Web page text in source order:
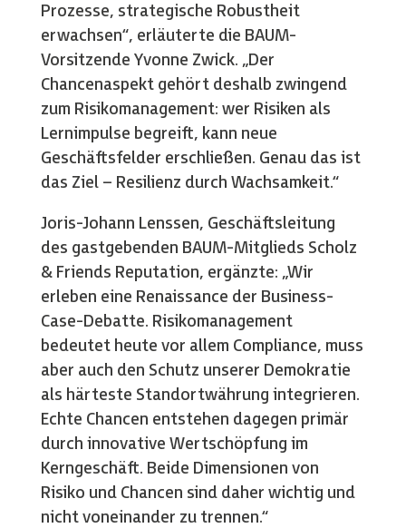
Prozesse, strategische Robustheit
erwachsen“, erläuterte die BAUM-
Vorsitzende Yvonne Zwick. „Der
Chancenaspekt gehört deshalb zwingend
zum Risikomanagement: wer Risiken als
Lernimpulse begreift, kann neue
Geschäftsfelder erschließen. Genau das ist
das Ziel – Resilienz durch Wachsamkeit.“
Joris-Johann Lenssen, Geschäftsleitung
des gastgebenden BAUM-Mitglieds Scholz
& Friends Reputation, ergänzte: „Wir
erleben eine Renaissance der Business-
Case-Debatte. Risikomanagement
bedeutet heute vor allem Compliance, muss
aber auch den Schutz unserer Demokratie
als härteste Standortwährung integrieren.
Echte Chancen entstehen dagegen primär
durch innovative Wertschöpfung im
Kerngeschäft. Beide Dimensionen von
Risiko und Chancen sind daher wichtig und
nicht voneinander zu trennen.“